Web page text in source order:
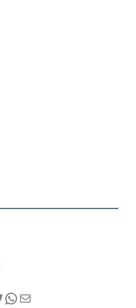
WhatsApp
Correo electrónico